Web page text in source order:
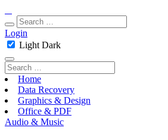
Login
Light Dark
Home
Data Recovery
Graphics & Design
Office & PDF
Audio & Music